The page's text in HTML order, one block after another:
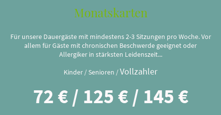
Monatskarten
Für unsere Dauergäste mit mindestens 2-3 Sitzungen pro Woche. Vor
allem für Gäste mit chronischen Beschwerde geeignet oder
Allergiker in stärksten Leidenszeit...
Kinder / Senioren /Vollzahler
72 € / 125 € / 145 €